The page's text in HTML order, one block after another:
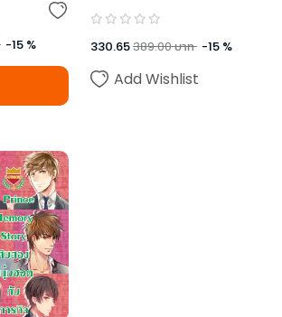
-15 % 330.65389.00บาท -15 %
Add Wishlist